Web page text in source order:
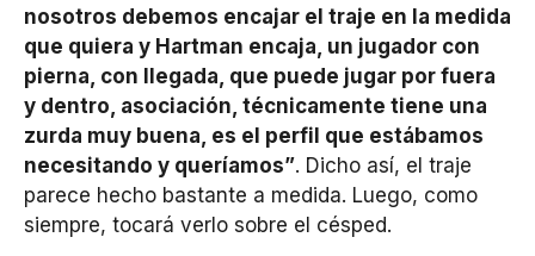
nosotros debemos encajar el traje en la medida
que quiera y Hartman encaja, un jugador con
pierna, con llegada, que puede jugar por fuera
y dentro, asociación, técnicamente tiene una
zurda muy buena, es el perfil que estábamos
necesitando y queríamos”. Dicho así, el traje
parece hecho bastante a medida. Luego, como
siempre, tocará verlo sobre el césped.